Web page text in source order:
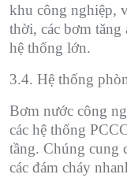
khu công nghiệp,
thời, các bơm
hệ thống lớn.
3.4. Hệ thống
Bơm nước công
các hệ thống
tầng. Chúng cung
các đám cháy